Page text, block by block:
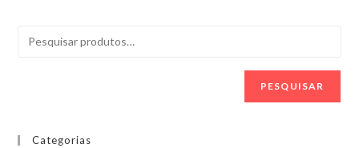
PESQUISAR
Categorias